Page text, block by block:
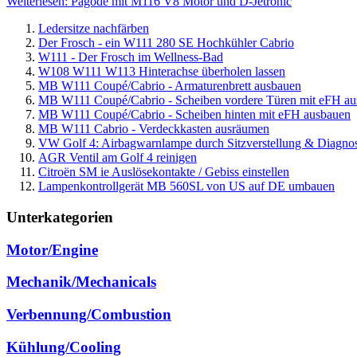
Ledersitze nachfärben
Der Frosch - ein W111 280 SE Hochkühler Cabrio
W111 - Der Frosch im Wellness-Bad
W108 W111 W113 Hinterachse überholen lassen
MB W111 Coupé/Cabrio - Armaturenbrett ausbauen
MB W111 Coupé/Cabrio - Scheiben vordere Türen mit eFH
MB W111 Coupé/Cabrio - Scheiben hinten mit eFH ausbauen
MB W111 Cabrio - Verdeckkasten ausräumen
VW Golf 4: Airbagwarnlampe durch Sitzverstellung &
AGR Ventil am Golf 4 reinigen
Citroën SM ie Auslösekontakte / Gebiss einstellen
Lampenkontrollgerät MB 560SL von US auf DE umbauen
Unterkategorien
Motor/Engine
Mechanik/Mechanicals
Verbennung/Combustion
Kühlung/Cooling